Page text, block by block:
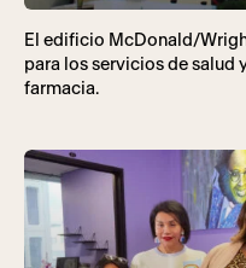
El edificio McDonald/
para los servicios de salud
farmacia.